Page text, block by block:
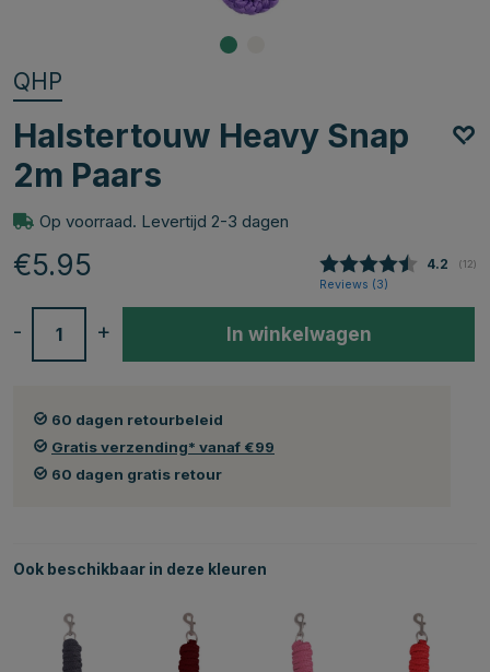
QHP
Halstertouw Heavy Snap
2m Paars
Op voorraad. Levertijd 2-3 dagen
€5.95 4.2 (12)
Reviews (3)
+
- In winkelwagen
60 dagen retourbeleid
Gratis verzending* vanaf €99
60 dagen gratis retour
Ook beschikbaar in deze kleuren